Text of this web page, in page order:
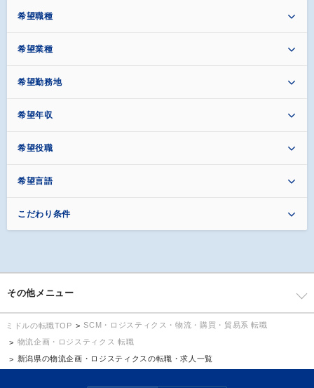
希望職種
希望業種
希望勤務地
希望年収
希望役職
希望言語
こだわり条件
その他メニュー
ミドルの転職TOP
SCM・ロジスティクス・物流・購買・貿易系 転職
物流企画・ロジスティクス 転職
新潟県の物流企画・ロジスティクスの転職・求人一覧